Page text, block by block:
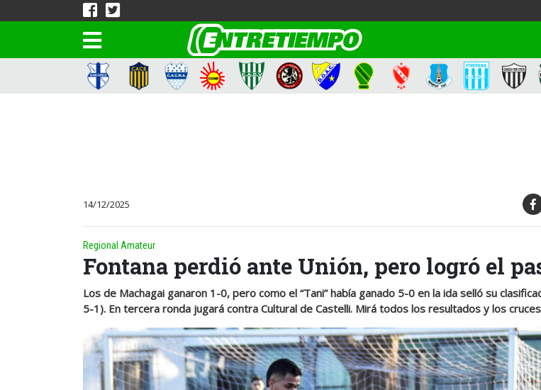
14/12/2025
Regional Amateur
Fontana perdió ante Unión, pero logró el
Los de Machagai ganaron 1-0, pero como el “Tani” había ganado 5-0 en la ida selló su
5-1). En tercera ronda jugará contra Cultural de Castelli. Mirá todos los resultados y los